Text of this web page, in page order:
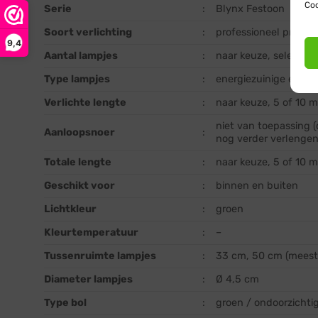
9,4
Serie
:
Blynx Festoon
Soort verlichting
:
professioneel
Aantal lampjes
:
naar keuze,
Type lampjes
:
energiezuinige en
Verlichte lengte
: naar keuze, 5 of 10 m
Aanloopsnoer :
niet van toepassing
nog verder
Totale lengte
:
naar keuze, 5 of 10
Geschikt voor
:
binnen en buiten
Lichtkleur
:
groen
Kleurtemperatuur
:
–
Tussenruimte lampjes
:
33 cm, 50 cm
Diameter lampjes
:
Ø 4,5 cm
Type bol
:
groen /